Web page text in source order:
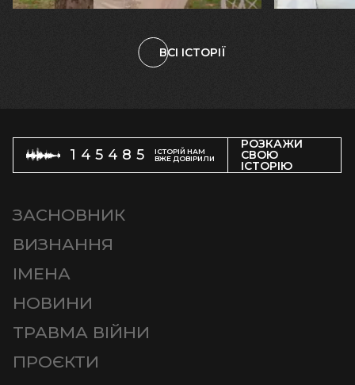
ВСІ ІСТОРІЇ
145485
ІСТОРІЙ НАМ
ВЖЕ ДОВІРИЛИ
РОЗКАЖИ
СВОЮ
ІСТОРІЮ
ЗАСНОВНИК
ВИЗНАННЯ
ІМЕНА
НОВИНИ
ТРАВМА ВІЙНИ
ПРОЄКТИ